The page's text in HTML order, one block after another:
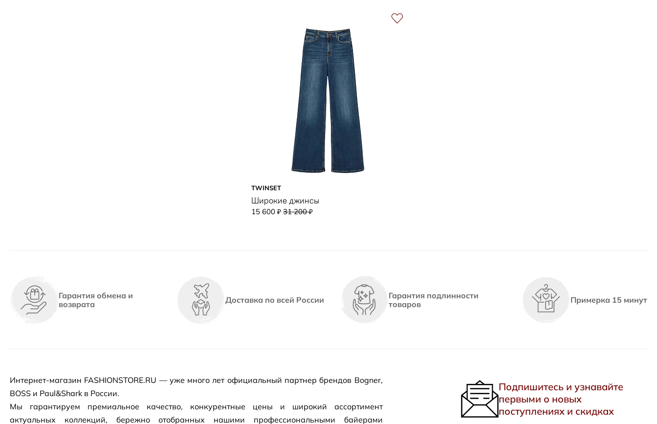
TWINSET
Широкие джинсы
15 600 ₽ 31 200₽
Гарантия обмена и
возврата
Доставка по всей России
Гарантия подлинности
товаров
Примерка 15 минут
Интернет-магазин FASHIONSTORE.RU — уже много лет официальный партнер брендов Bogner,
BOSS и Paul&Shark в России.
Мы гарантируем премиальное качество, конкурентные цены и широкий ассортимент
актуальных коллекций, бережно отобранных нашими профессиональными байерами
Подпишитесь и узнавайте
первыми о новых
поступлениях и скидках